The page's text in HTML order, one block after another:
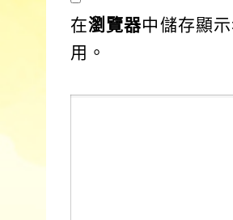
在瀏覽器中儲存顯
用。